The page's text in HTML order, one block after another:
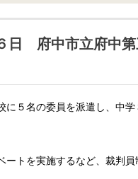
日 府中市立府中
５名の委員を派遣し、中学
トを実施するなど、裁判員